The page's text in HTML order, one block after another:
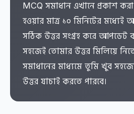
MCQ সমাধান এখানে প্রকাশ করা
হওয়ার মাত্র ১০ মিনিটের মধ্যেই
সঠিক উত্তর সংগ্রহ করে আপডেট
সহজেই তোমার উত্তর মিলিয়ে
সমাধানের মাধ্যমে তুমি খুব
উত্তর যাচাই করতে পারবে।